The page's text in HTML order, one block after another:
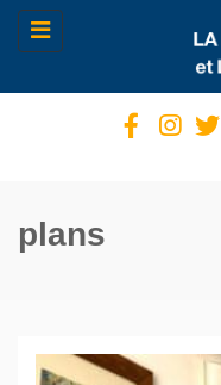
Toggle
navigation
plans